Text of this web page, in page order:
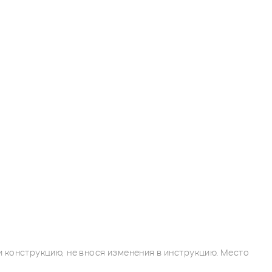
не внося изменения в инструкцию. Место